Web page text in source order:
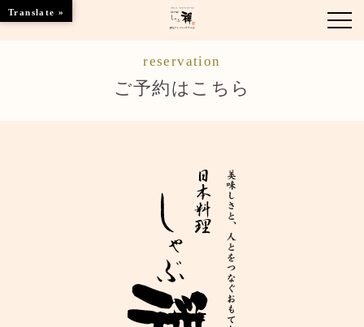
店舗情報
ブランドトップ
ご予約はこちら
reservation
ご予約はこちら
Translate »